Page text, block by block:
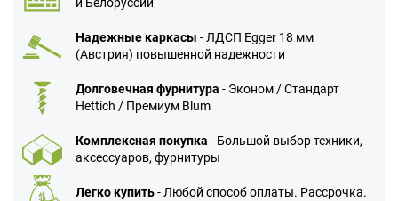
и Белоруссии
Надежные каркасы - ЛДСП Egger 18 мм
(Австрия) повышенной надежности
Долговечная фурнитура - Эконом / Стандарт
Hettich / Премиум Blum
Комплексная покупка - Большой выбор техники,
аксессуаров, фурнитуры
Легко купить- Любой способ оплаты. Рассрочка.